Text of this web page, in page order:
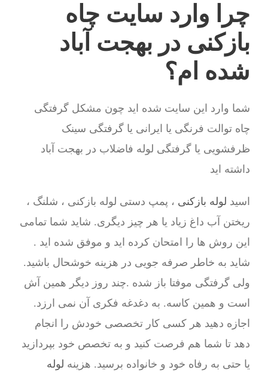
چرا وارد سایت چاه
بازکنی در بهجت آباد
شده ام؟
شما وارد این سایت شده اید چون مشکل گرفتگی
چاه توالت فرنگی یا ایرانی یا گرفتگی سینک
ظرفشویی یا گرفتگی لوله فاضلاب در بهجت آباد
داشته اید
اسید لوله بازکنی ، پمپ دستی لوله بازکنی ، شلنگ ،
ریختن آب داغ زیاد یا هر چیز دیگری. شاید شما تمامی
این روش ها را امتحان کرده اید و موفق شده اید .
شاید به خاطر صرفه جویی در هزینه خوشحال باشید.
ولی گرفتگی موفتا باز شده .چند روز دیگر همین آش
است و همین کاسه. به دغدغه فکری آن نمی ارزد.
اجازه دهید هر کسی کار تخصصی خودش را انجام
دهد تا شما هم فرصت کنید و به تخصص خود بپردازید
یا حتی به رفاه خود و خانواده برسید. هزینه لوله